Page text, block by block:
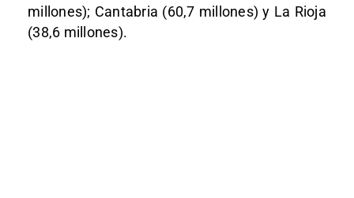
millones); Cantabria (60,7 millones) y La Rioja
(38,6 millones).